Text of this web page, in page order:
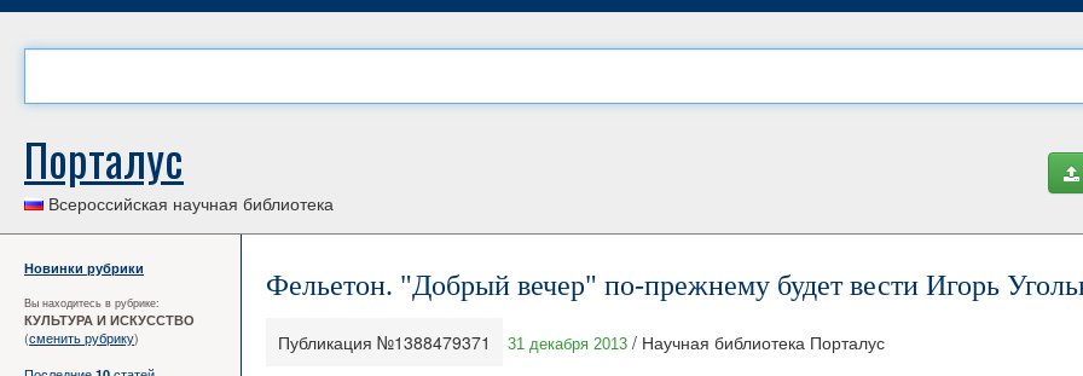
Порталус
Всероссийская научная библиотека
Новинки рубрики
Вы находитесь в рубрике:
КУЛЬТУРА И ИСКУССТВО
(сменить рубрику)
Фельетон. "Добрый вечер" по-прежнему будет вести Игорь
Публикация №1388479371 31 декабря 2013 / Научная библиотека Порталус